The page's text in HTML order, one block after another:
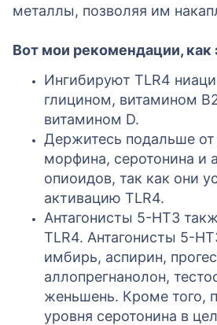
металлы, позволяя им
Вот мои рекомендации, как
Ингибируют TLR4
глицином, витамином
витамином D.
Держитесь подальше от
морфина, серотонина и
опиоидов, так как они
активацию TLR4.
Антагонисты 5-HT3
TLR4. Антагонисты 5-
имбирь, аспирин,
аллопрегнанолон,
женьшень. Кроме того,
уровня серотонина в